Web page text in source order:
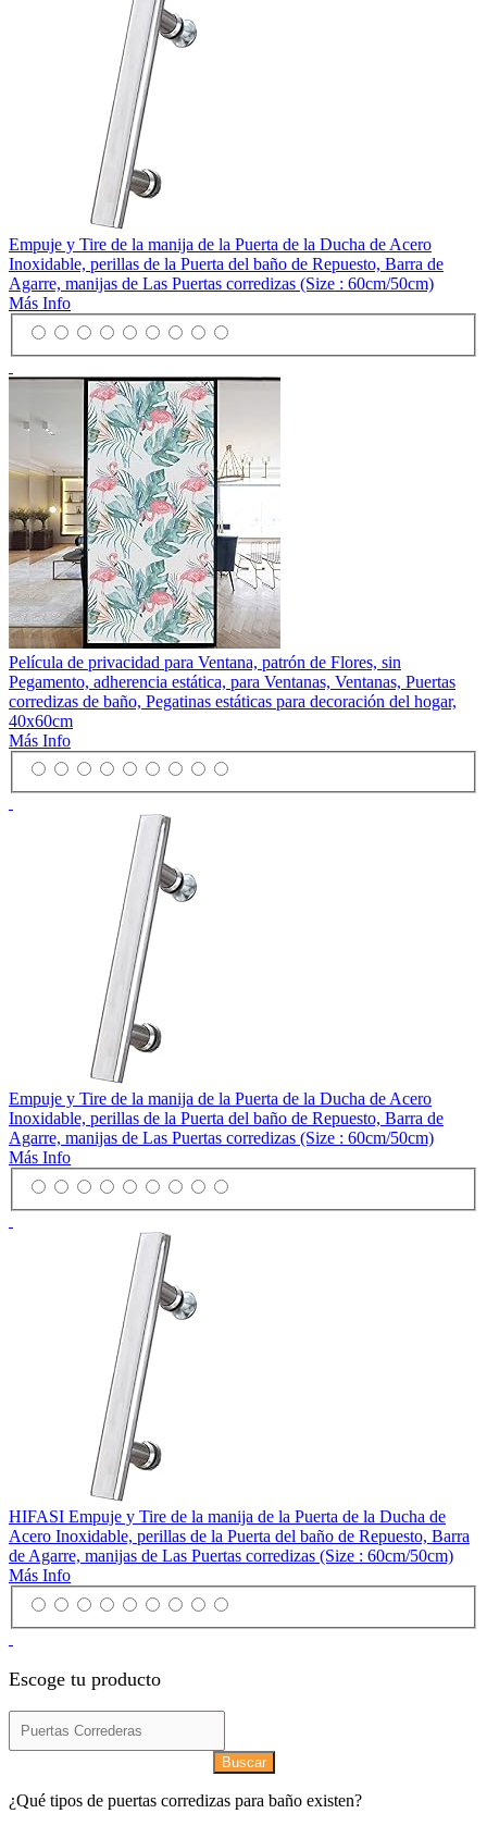
Empuje y Tire de la manija de la Puerta de la Ducha de Acero
Inoxidable, perillas de la Puerta del baño de Repuesto, Barra de
Agarre, manijas de Las Puertas corredizas (Size : 60cm/50cm)
Más Info
Película de privacidad para Ventana, patrón de Flores, sin
Pegamento, adherencia estática, para Ventanas, Ventanas, Puertas
corredizas de baño, Pegatinas estáticas para decoración del hogar,
40x60cm
Más Info
Empuje y Tire de la manija de la Puerta de la Ducha de Acero
Inoxidable, perillas de la Puerta del baño de Repuesto, Barra de
Agarre, manijas de Las Puertas corredizas (Size : 60cm/50cm)
Más Info
HIFASI Empuje y Tire de la manija de la Puerta de la Ducha de
Acero Inoxidable, perillas de la Puerta del baño de Repuesto, Barra
de Agarre, manijas de Las Puertas corredizas (Size : 60cm/50cm)
Más Info
Escoge tu producto
Buscar
¿Qué tipos de puertas corredizas para baño existen?